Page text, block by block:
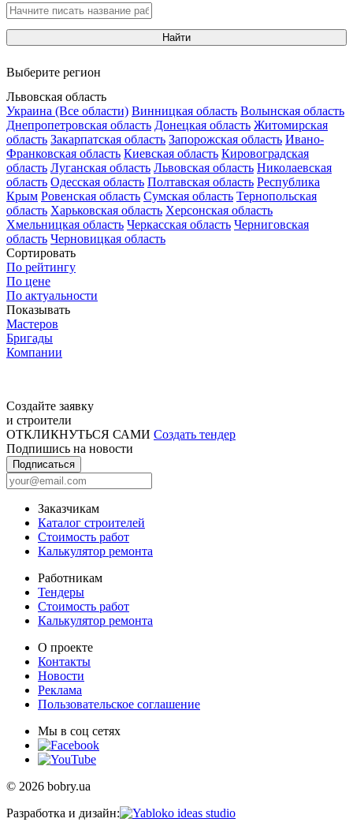
Найти
Выберите регион
Львовская область
Украина (Все области) Винницкая область Волынская область
Днепропетровская область Донецкая область Житомирская
область Закарпатская область Запорожская область Ивано-
Франковская область Киевская область Кировоградская
область Луганская область Львовская область Николаевская
область Одесская область Полтавская область Республика
Крым Ровенская область Сумская область Тернопольская
область Харьковская область Херсонская область
Хмельницкая область Черкасская область Черниговская
область Черновицкая область
Сортировать
По рейтингу
По цене
По актуальности
Показывать
Мастеров
Бригады
Компании
Создайте заявку
и строители
ОТКЛИКНУТЬСЯ САМИ Создать тендер
Подпишись на новости
Подписаться
Заказчикам
Каталог строителей
Стоимость работ
Калькулятор ремонта
Работникам
Тендеры
Стоимость работ
Калькулятор ремонта
О проекте
Контакты
Новости
Реклама
Пользовательское соглашение
Мы в соц сетях
© 2026 bobry.ua
Разработка и дизайн: